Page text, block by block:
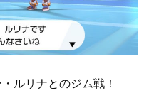
ルリナとのジム戦！